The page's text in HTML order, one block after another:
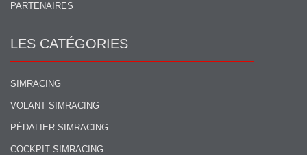
PARTENAIRES
LES CATÉGORIES
SIMRACING
VOLANT SIMRACING
PÉDALIER SIMRACING
COCKPIT SIMRACING